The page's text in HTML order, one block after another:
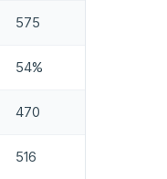
575
54%
470
516